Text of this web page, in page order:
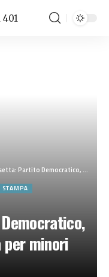
Democratico, “Cittadinanza onoraria per minori stranieri”
STAMPA
per minori